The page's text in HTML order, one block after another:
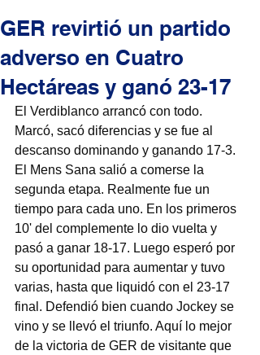
GER revirtió un partido
adverso en Cuatro
Hectáreas y ganó 23-17
El Verdiblanco arrancó con todo.
Marcó, sacó diferencias y se fue al
descanso dominando y ganando 17-3.
El Mens Sana salió a comerse la
segunda etapa. Realmente fue un
tiempo para cada uno. En los primeros
10' del complemente lo dio vuelta y
pasó a ganar 18-17. Luego esperó por
su oportunidad para aumentar y tuvo
varias, hasta que liquidó con el 23-17
final. Defendió bien cuando Jockey se
vino y se llevó el triunfo. Aquí lo mejor
de la victoria de GER de visitante que